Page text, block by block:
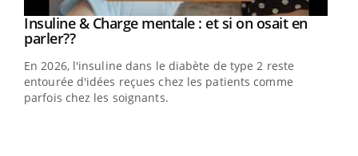
Youtube
Insuline & Charge mentale : et si on osait en
parler??Youtube
En 2026, l'insuline dans le diabète de type 2 reste
entourée d'idées reçues chez les patients comme
parfois chez les soignants.